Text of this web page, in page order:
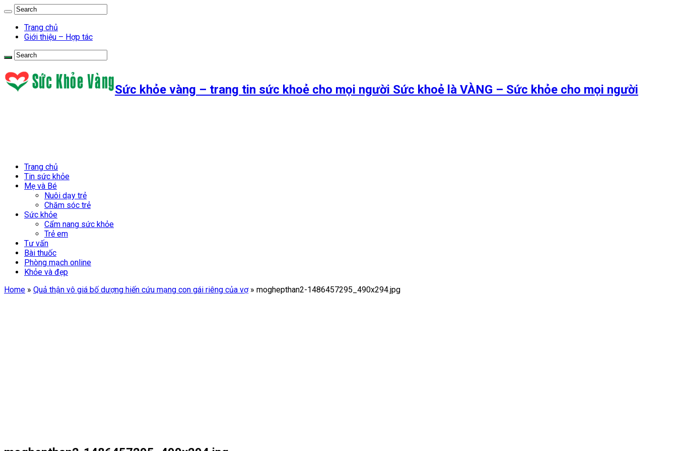
Trang chủ
Giới thiệu – Hợp tác
Sức khỏe vàng – trang tin sức khoẻ cho mọi người Sức khoẻ là VÀNG – Sức khỏe cho mọi người
Trang chủ
Tin sức khỏe
Mẹ và Bé
Nuôi dạy trẻ
Chăm sóc trẻ
Sức khỏe
Cẩm nang sức khỏe
Trẻ em
Tư vấn
Bài thuốc
Phòng mạch online
Khỏe và đẹp
Home » Quả thận vô giá bố dượng hiến cứu mạng con gái riêng của vợ » moghepthan2-1486457295_490x294.jpg